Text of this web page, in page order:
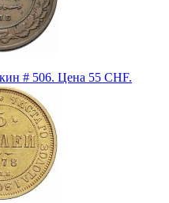
# 506. Цена 55 CHF.